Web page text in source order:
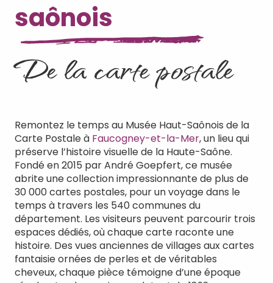
saônois
De la carte postale
Remontez le temps au Musée Haut-Saônois de la
Carte Postale à Faucogney-et-la-Mer, un lieu qui
préserve l’histoire visuelle de la Haute-Saône.
Fondé en 2015 par André Goepfert, ce musée
abrite une collection impressionnante de plus de
30 000 cartes postales, pour un voyage dans le
temps à travers les 540 communes du
département. Les visiteurs peuvent parcourir trois
espaces dédiés, où chaque carte raconte une
histoire. Des vues anciennes de villages aux cartes
fantaisie ornées de perles et de véritables
cheveux, chaque pièce témoigne d’une époque